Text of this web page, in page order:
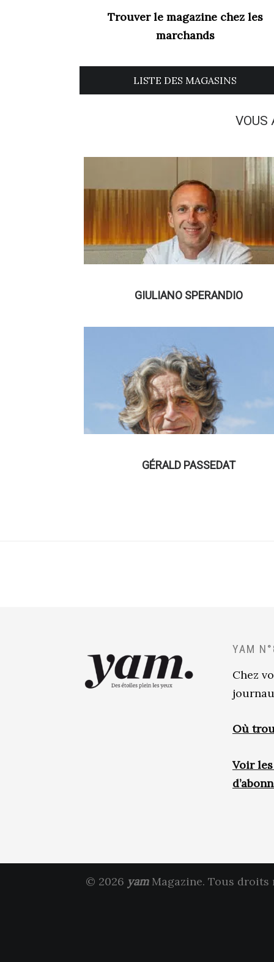
Trouver le magazine chez les
marchands
LISTE DES MAGASINS
VOUS
GIULIANO SPERANDIO
GÉRALD PASSEDAT
YAM
Chez
Où
Voir
© 2026 yamMagazine. Tous droits